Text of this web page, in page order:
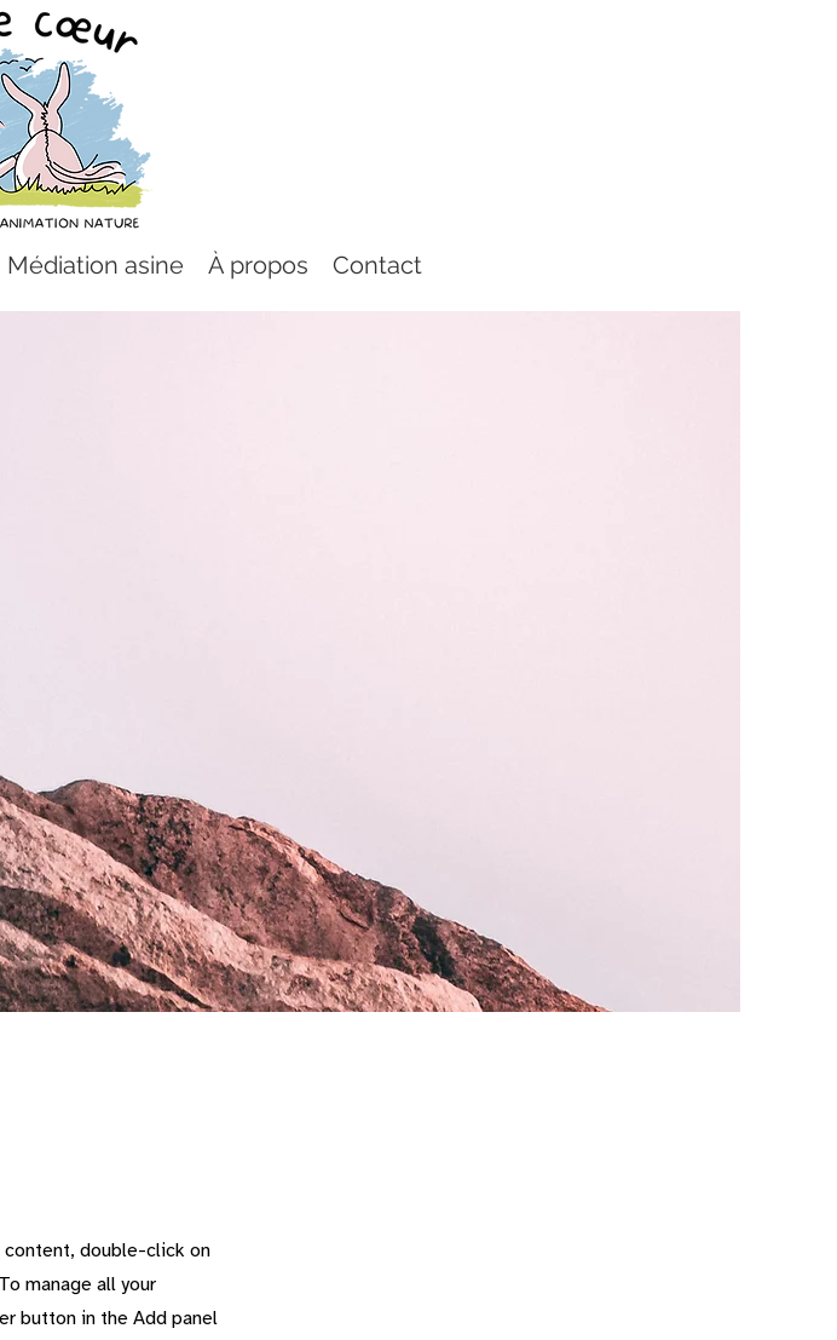
Médiation asine À propos Contact
double-click on
manage all your
button in the Add panel